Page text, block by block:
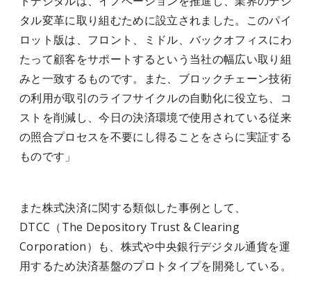
タル変革に取り組むために設立されました。このパイ
ロット版は、フロント、ミドル、バックオフィスにわ
たって顧客をサポートするという当社の幅広い取り組
みと一致するものです。また、ブロックチェーン技術
の利用が取引のライフサイクルの自動化に役立ち、コ
ストを削減し、今日の決済環境で使用されている従来
の照合プロセスを不要にし得ることをさらに実証する
ものです」
また株式決済に関する類似した事例として、
DTCC（The Depository Trust & Clearing
Corporation）も、株式や中央銀行デジタル通貨を運
用するため決済基盤のプロトタイプを開発している。